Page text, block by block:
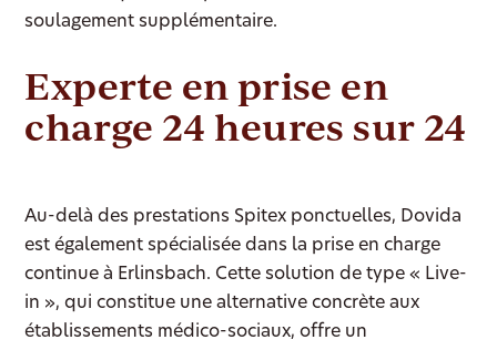
soulagement supplémentaire.
Experte en prise en
charge 24 heures sur 24
Au-delà des prestations Spitex ponctuelles, Dovida
est également spécialisée dans la prise en charge
continue à Erlinsbach. Cette solution de type « Live-
in », qui constitue une alternative concrète aux
établissements médico-sociaux, offre un